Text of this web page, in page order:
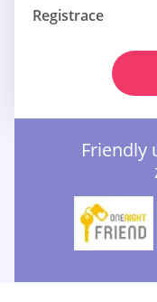
Registrace
Friendly